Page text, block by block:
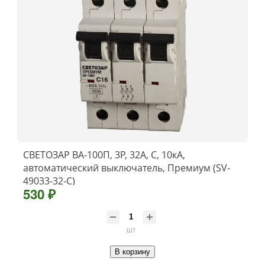
СВЕТОЗАР ВА-100П, 3P, 32А, C, 10кА,
автоматический выключатель, Премиум (SV-
49033-32-C)
530 ₽
шт
В корзину